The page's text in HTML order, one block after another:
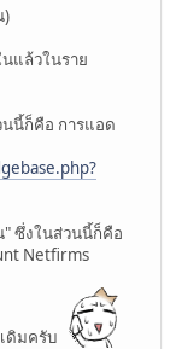
)
แล้วในราย
นี้ก็คือ การแอด
" ซึ่งในส่วนนี้ก็คือ
Netfirms
ดิมครับ